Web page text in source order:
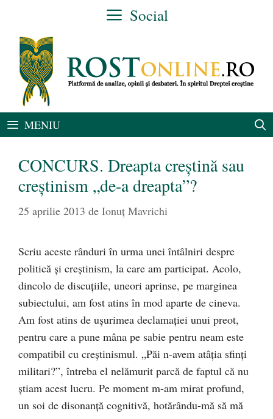
conținut
Social
MENIU
CONCURS. Dreapta creştină sau
creştinism „de-a dreapta”?
25 aprilie 2013 de Ionuţ Mavrichi
Scriu aceste rânduri în urma unei întâlniri despre
politică şi creştinism, la care am participat. Acolo,
dincolo de discuţiile, uneori aprinse, pe marginea
subiectului, am fost atins în mod aparte de cineva.
Am fost atins de uşurimea declamaţiei unui preot,
pentru care a pune mâna pe sabie pentru neam este
compatibil cu creştinismul. „Păi n-avem atâţia sfinţi
militari?”, întreba el nelămurit parcă de faptul că nu
ştiam acest lucru. Pe moment m-am mirat profund,
un soi de disonanţă cognitivă, hotărându-mă să mă